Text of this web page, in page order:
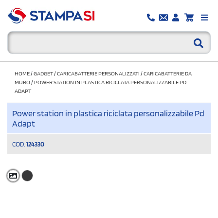
HOME/GADGET/CARICABATTERIE PERSONALIZZATI /CARICABATTERIE DA
MURO/POWER STATION IN PLASTICA RICICLATA PERSONALIZZABILE PD
ADAPT
Power station in plastica riciclata personalizzabile Pd
Adapt
COD. 124330